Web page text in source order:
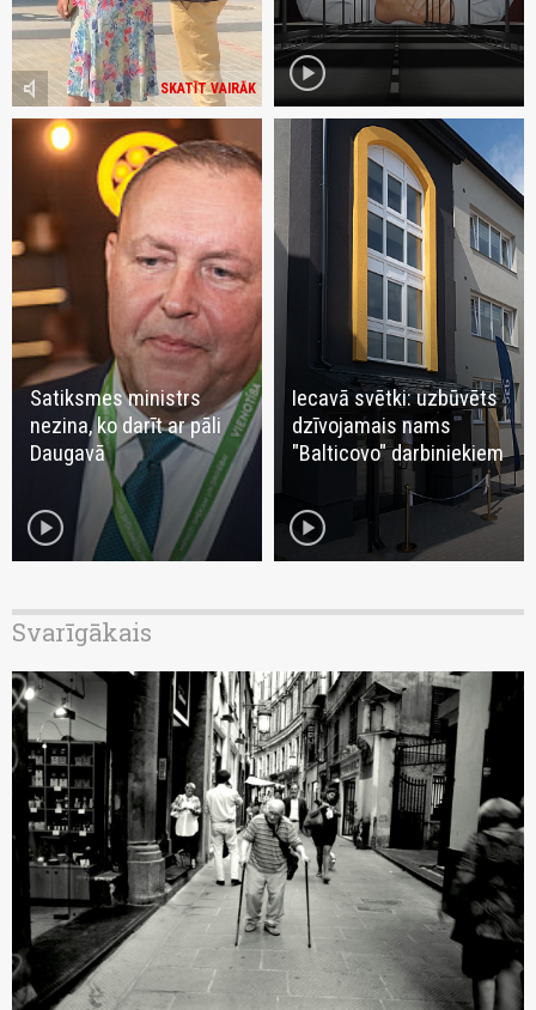
SKATĪT VAIRĀK
volume_mute play_circle
Satiksmes ministrs
nezina, ko darīt ar pāli
Daugavā
play_circle
Iecavā svētki: uzbūvēts
dzīvojamais nams
"Balticovo" darbiniekiem
play_circle
Svarīgākais